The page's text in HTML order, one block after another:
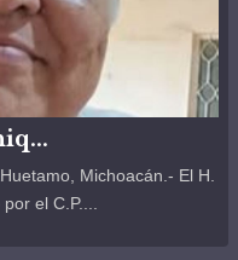
Michoacán.- El H.
el C.P....